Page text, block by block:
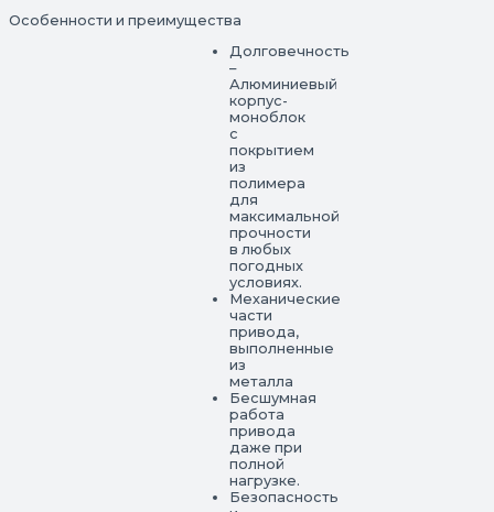
Особенности и преимущества
Долговечность
–
Алюминиевый
корпус-
моноблок
с
покрытием
из
полимера
для
максимальной
прочности
в любых
погодных
условиях.
Механические
части
привода,
выполненные
из
металла
Бесшумная
работа
привода
даже при
полной
нагрузке.
Безопасность